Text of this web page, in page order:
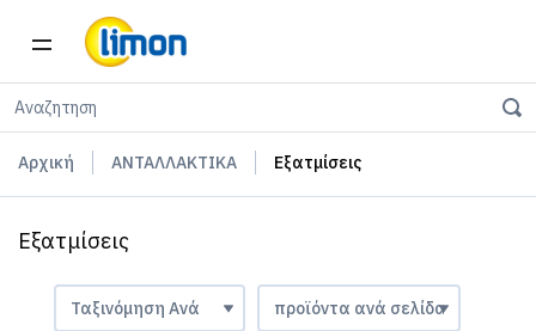
Αρχική ΑΝΤΑΛΛΑΚΤΙΚΑ Εξατμίσεις
Εξατμίσεις